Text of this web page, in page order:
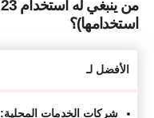
استخدامها)؟
الأفضل لـ
شركات الخدمات المحلية: